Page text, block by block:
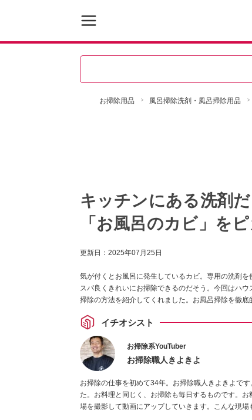
お掃除用品 風呂掃除洗剤・風呂掃除用品
キッチンにある洗剤
「お風呂のカビ」を
更新日： 2025年07月25日
気が付くとお風呂に発生しているカビ。専用の洗剤
スパ良くきれいにお掃除できるのだそう。今回はハ
掃除の方法を紹介してくれました。お風呂掃除を徹底
イチオシスト
お掃除系YouTuber
お掃除職人きよきよ
お掃除の仕事を初めて34年。お掃除職人きよきよで
た。お料理と同じく、お掃除も毎日するものです。
場を撮影して動画にアップしていきます。こんな現